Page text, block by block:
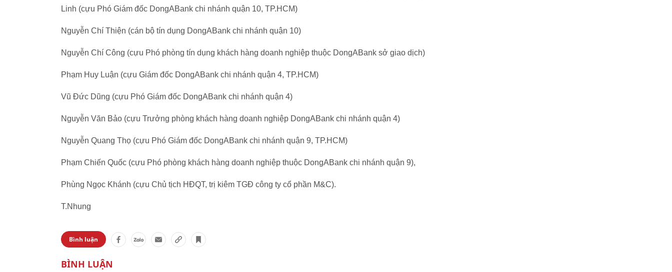
Linh (cựu Phó Giám đốc DongABank chi nhánh quận 10, TP.HCM)
Nguyễn Chí Thiện (cán bộ tín dụng DongABank chi nhánh quận 10)
Nguyễn Chí Công (cựu Phó phòng tín dụng khách hàng doanh nghiệp thuộc DongABank sở giao dịch)
Phạm Huy Luận (cựu Giám đốc DongABank chi nhánh quận 4, TP.HCM)
Vũ Đức Dũng (cựu Phó Giám đốc DongABank chi nhánh quận 4)
Nguyễn Văn Bảo (cựu Trưởng phòng khách hàng doanh nghiệp DongABank chi nhánh quận 4)
Nguyễn Quang Thọ (cựu Phó Giám đốc DongABank chi nhánh quận 9, TP.HCM)
Phạm Chiến Quốc (cựu Phó phòng khách hàng doanh nghiệp thuộc DongABank chi nhánh quận 9),
Phùng Ngọc Khánh (cựu Chủ tịch HĐQT, trị kiêm TGĐ công ty cổ phần M&C).
T.Nhung
Bình luận